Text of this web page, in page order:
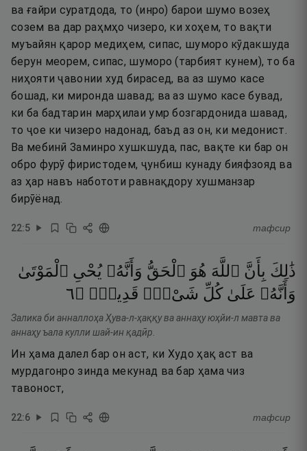
ва ғайри суратдода, то (инро) барои шумо возеҳ
созем ва дар раҳмҳо чизеро, ки хоҳем, то вақти
муъайян қарор медиҳем, сипас, шуморо кӯдакшуда
берун меорем, сипас, шуморо (тарбият кунем), то ба
ниҳояти ҷавонии худ бирасед, ва аз шумо касе
бошад, ки миронда шавад; ва аз шумо касе бувад,
ки ба бадтарин марҳилаи умр бозгардонида шавад,
то ҷое ки чизеро надонад, баъд аз он, ки медонист.
Ва мебинӣ Заминро хушкшуда, пас, вақте ки бар он
обро фурӯ фиристодем, ҷунбиш кунаду бияфзояд ва
аз ҳар навъ набототи равнақдору хушманзар
бирӯёнад.
22:5 тафсир
ذَٰلِكَ بِأَنَّ ٱللَّهَ هُوَ ٱلْحَقُّ وَأَنَّهُۥ يُحْىِ ٱلْمَوْتَىٰ
وَأَنَّهُۥ عَلَىٰ كُلِّ شَىْءٍۢ قَدِيرٌۭ ۝٦
Залика би анналлоҳа Ҳува-л-ҳаққу ва аннаҳу юҳйи-л мавта ва
аннаҳу ъала кулли шай-ин қадӣр.
Ин ҳама далел бар он аст, ки Худо ҳақ аст ва
мурдагонро зинда мекунад ва бар ҳама чиз
тавоност,
22:6 тафсир